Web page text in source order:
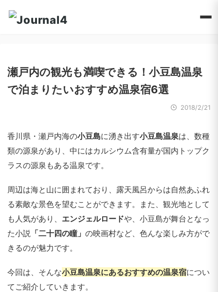
瀬戸内の観光も満喫できる！小豆島温泉
で泊まりたいおすすめ温泉宿6選
2018/2/21
香川県・瀬戸内海の小豆島に湧き出す小豆島温泉は、数種
類の源泉があり、中にはカルシウム含有量が国内トップク
ラスの源泉もある温泉です。
周辺は海と山に囲まれており、露天風呂からは自然あふれ
る素敵な景色を望むことができます。また、観光地として
も人気があり、 エンジェルロードや、小豆島が舞台となっ
た小説 「二十四の瞳」 の映画村など、色んな楽しみ方がで
きるのが魅力です。
今回は、そんな小豆島温泉にあるおすすめの温泉宿につい
てご紹介していきます。